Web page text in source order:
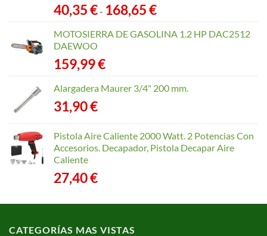
40,35€- 168,65€Rango
precios:
MOTOSIERRA DE GASOLINA 1.2 HP DAC2512
DAEWOO
159,99€
Alargadera Maurer 3/4" 200 mm.
31,90€
Pistola Aire Caliente 2000 Watt. 2 Potencias Con
Accesorios. Decapador, Pistola Decapar Aire
Caliente
27,40€
CATEGORÍAS MAS VISTAS